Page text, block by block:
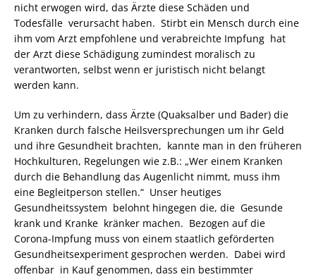
nicht erwogen wird, das Ärzte diese Schäden und
Todesfälle verursacht haben. Stirbt ein Mensch durch eine
ihm vom Arzt empfohlene und verabreichte Impfung hat
der Arzt diese Schädigung zumindest moralisch zu
verantworten, selbst wenn er juristisch nicht belangt
werden kann.
Um zu verhindern, dass Ärzte (Quaksalber und Bader) die
Kranken durch falsche Heilsversprechungen um ihr Geld
und ihre Gesundheit brachten, kannte man in den früheren
Hochkulturen, Regelungen wie z.B.: „Wer einem Kranken
durch die Behandlung das Augenlicht nimmt, muss ihm
eine Begleitperson stellen.“ Unser heutiges
Gesundheitssystem belohnt hingegen die, die Gesunde
krank und Kranke kränker machen. Bezogen auf die
Corona-Impfung muss von einem staatlich geförderten
Gesundheitsexperiment gesprochen werden. Dabei wird
offenbar in Kauf genommen, dass ein bestimmter